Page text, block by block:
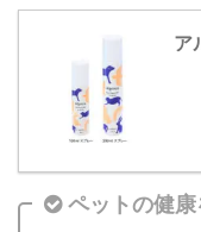
ア
ペットの健